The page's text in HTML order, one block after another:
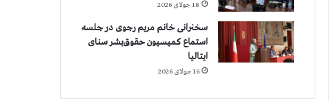
18 جولای 2026
سخنرانی خانم مریم رجوی در جلسه
استماع کمیسیون حقوق‌بشر سنای
ایتالیا
16 جولای 2026